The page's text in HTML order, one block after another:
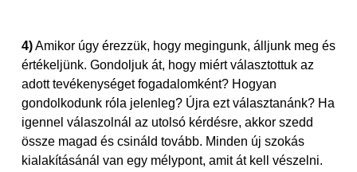
4)Amikor úgy érezzük, hogy megingunk, álljunk meg és
értékeljünk. Gondoljuk át, hogy miért választottuk az
adott tevékenységet fogadalomként? Hogyan
gondolkodunk róla jelenleg? Újra ezt választanánk? Ha
igennel válaszolnál az utolsó kérdésre, akkor szedd
össze magad és csináld tovább. Minden új szokás
kialakításánál van egy mélypont, amit át kell vészelni.